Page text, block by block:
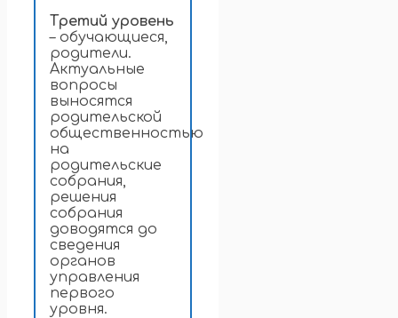
Третий уровень
– обучающиеся,
родители.
Актуальные
вопросы
выносятся
родительской
общественностью
на
родительские
собрания,
решения
собрания
доводятся до
сведения
органов
управления
первого
уровня.